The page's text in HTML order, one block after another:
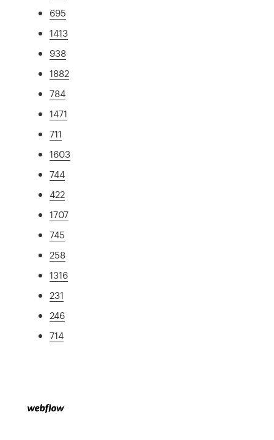
695
1413
938
1882
784
1471
711
1603
744
422
1707
745
258
1316
231
246
714